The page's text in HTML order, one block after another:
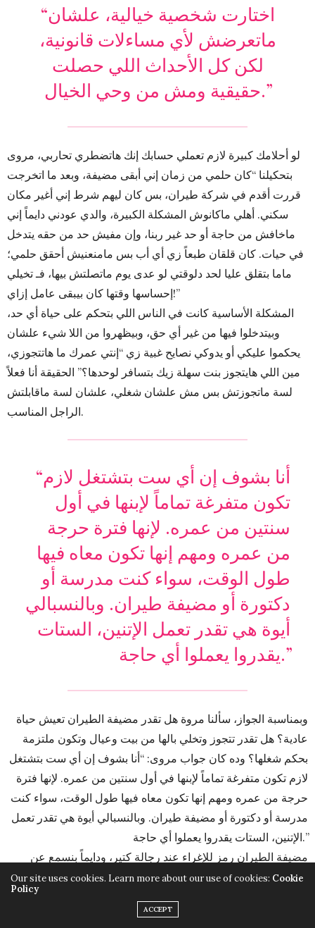
“اختارت شخصية خيالية، علشان
ماتعرضش لأي مساءلات قانونية،
لكن كل الأحداث اللي حصلت
حقيقية ومش من وحي الخيال.”
لو أحلامك كبيرة لازم تعملي حسابك إنك هاتضطري تحاربي، مروى
بتحكيلنا “كان حلمي من زمان إني أبقى مضيفة، وبعد ما اتخرجت
قررت أقدم في شركة طيران، بس كان ليهم شرط إني أغير مكان
سكني. أهلي ماكانوش المشكلة الكبيرة، والدي عودني دايماً إني
ماخافش من حاجة أو حد غير ربنا، وإن مفيش حد من حقه يتدخل
في حيات. كان قلقان طبعاً زي أي أب بس مامنعنيش أحقق حلمي؛
ماما بتقلق عليا لحد دلوقتي لو عدى يوم ماتصلتش بيها، فـ تخيلي
إحساسها وقتها كان بيبقى عامل إزاي!”
المشكلة الأساسية كانت في الناس اللي بتحكم على حياة أي حد،
وبيتدخلوا فيها من غير أي حق، وبيظهروا من اللا شيء علشان
يحكموا عليكي أو يدوكي نصايح غبية زي “إنتي عمرك ما هاتتجوزي،
مين اللي هايتجوز بنت سهلة زيك بتسافر لوحدها؟” الحقيقة أنا فعلاً
لسة ماتجوزتش بس مش علشان شغلي، علشان لسة ماقابلتش
الراجل المناسب.
“أنا بشوف إن أي ست بتشتغل لازم
تكون متفرغة تماماً لإبنها في أول
سنتين من عمره. لإنها فترة حرجة
من عمره ومهم إنها تكون معاه فيها
طول الوقت، سواء كنت مدرسة أو
دكتورة أو مضيفة طيران. وبالنسبالي
أيوة هي تقدر تعمل الإتنين، الستات
يقدروا يعملوا أي حاجة.”
وبمناسبة الجواز، سألنا مروة هل تقدر مضيفة الطيران تعيش حياة
عادية؟ هل تقدر تتجوز وتخلي بالها من بيت وعيال وتكون ملتزمة
بحكم شغلها؟ وده كان جواب مروى: “أنا بشوف إن أي ست بتشتغل
لازم تكون متفرغة تماماً لإبنها في أول سنتين من عمره. لإنها فترة
حرجة من عمره ومهم إنها تكون معاه فيها طول الوقت، سواء كنت
مدرسة أو دكتورة أو مضيفة طيران. وبالنسبالي أيوة هي تقدر تعمل
الإتنين، الستات يقدروا يعملوا أي حاجة.”
مضيفة الطيران رمز للإغراء عند رجالة كتير، ودايماً بنسمع عن
مضيفات اتعرضوا للتحرش من الرُكاب. مروى حكت تجربتها “أنا
تليفونهم، منتظرين منك إن أول ما الطيارة تنزل تتصلي بيهم علشان
Our site uses cookies. Learn more about our use of cookies: Cookie
Policy
ACCEPT